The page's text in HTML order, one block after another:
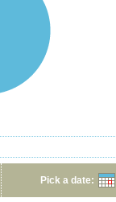
Pick a date: